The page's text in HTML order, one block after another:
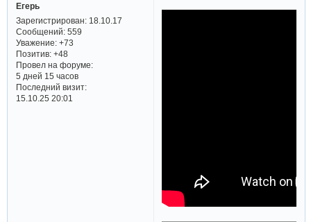
Егерь
Зарегистрирован: 18.10.17
Сообщений:559
Уважение: +73
Позитив: +48
Провел на форуме:
5 дней 15 часов
Последний визит:
15.10.25 20:01